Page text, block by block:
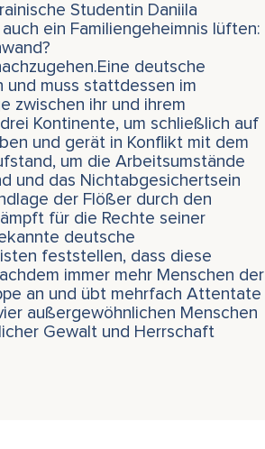
Studentin Daniila
ein Familiengeheimnis lüften:
deutsche
und muss stattdessen im
zwischen ihr und ihrem
Kontinente, um schließlich auf
und gerät in Konflikt mit dem
um die Arbeitsumstände
und das Nichtabgesichertsein
der Flößer durch den
für die Rechte seiner
deutsche
feststellen, dass diese
immer mehr Menschen der
an und übt mehrfach Attentate
außergewöhnlichen Menschen
Gewalt und Herrschaft